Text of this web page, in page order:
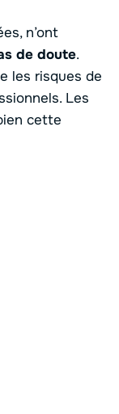
n’ont
de doute.
les risques de
Les
cette